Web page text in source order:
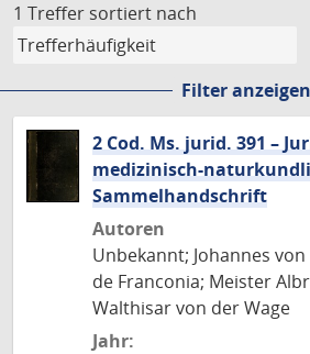
1 Treffer sortiert nach
Filter anzeigen
2 Cod. Ms. jurid. 391 –
medizinisch-
Sammelhandschrift
Autoren
Unbekannt; Johannes
de Franconia; Meister
Walthisar von der Wage
Jahr: